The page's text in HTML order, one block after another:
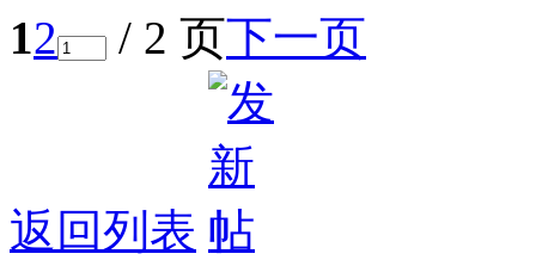
12 / 2 页下一页
返回列表